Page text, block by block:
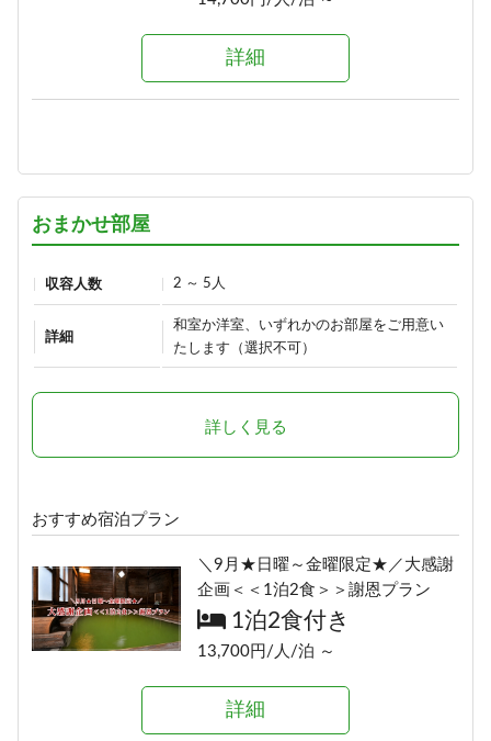
18,900円/人/泊 ～
≪1泊朝食付きプラン≫自由気まま
にレイトチェックインOK♪
朝食のみ
13,500円/人/泊 ～
詳細
素泊まり
12,000円/人/泊 ～
詳細
おまかせ部屋
収容人数 2 ～ 5人
詳細
和室か洋室、いずれかのお部屋をご用意い
たします（選択不可）
詳しく見る
おすすめ宿泊プラン
＼9月★日曜～金曜限定★／大感謝
企画＜＜1泊2食＞＞謝恩プラン
1泊2食付き
13,700円/人/泊 ～
詳細